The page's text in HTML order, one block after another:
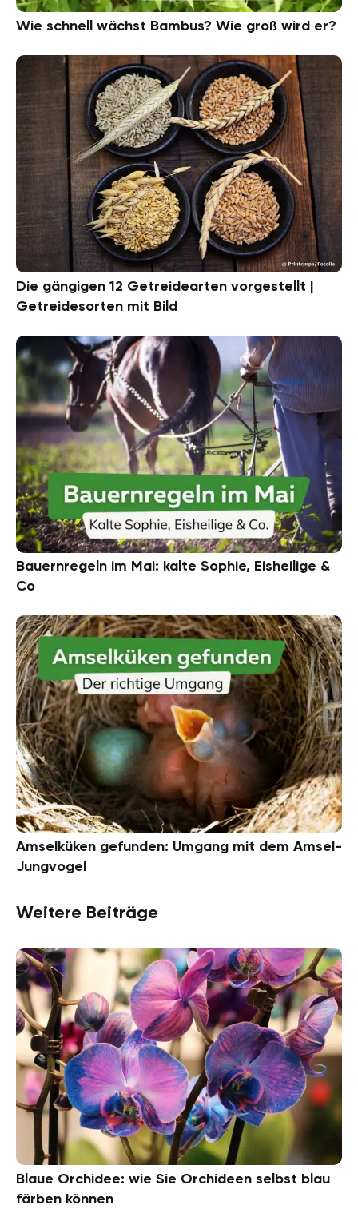
Wie schnell wächst Bambus? Wie groß wird er?
Die gängigen 12 Getreidearten vorgestellt |
Getreidesorten mit Bild
Bauernregeln im Mai: kalte Sophie, Eisheilige &
Co
Amselküken gefunden: Umgang mit dem Amsel-
Jungvogel
Weitere Beiträge
Blaue Orchidee: wie Sie Orchideen selbst blau
färben können